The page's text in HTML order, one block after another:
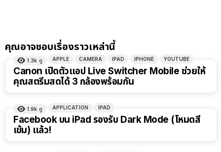
คุณอาจชอบเรื่องราวเหล่านี้
1.3k ดู APPLE CAMERA IPAD IPHONE YOUTUBE
Canon เปิดตัวแอป Live Switcher Mobile ช่วยให้
คุณสตรีมสดได้ 3 กล้องพร้อมกัน
1.9k ดู APPLICATION IPAD
Facebook บน iPad รองรับ Dark Mode (โหมดสี
เข้ม) แล้ว!